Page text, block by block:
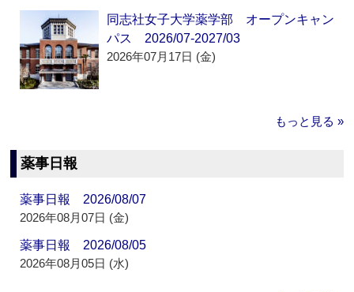
同志社女子大学薬学部 オープンキャン
パス 2026/07-2027/03
2026年07月17日 (金)
もっと見る »
薬事日報
薬事日報 2026/08/07
2026年08月07日 (金)
薬事日報 2026/08/05
2026年08月05日 (水)